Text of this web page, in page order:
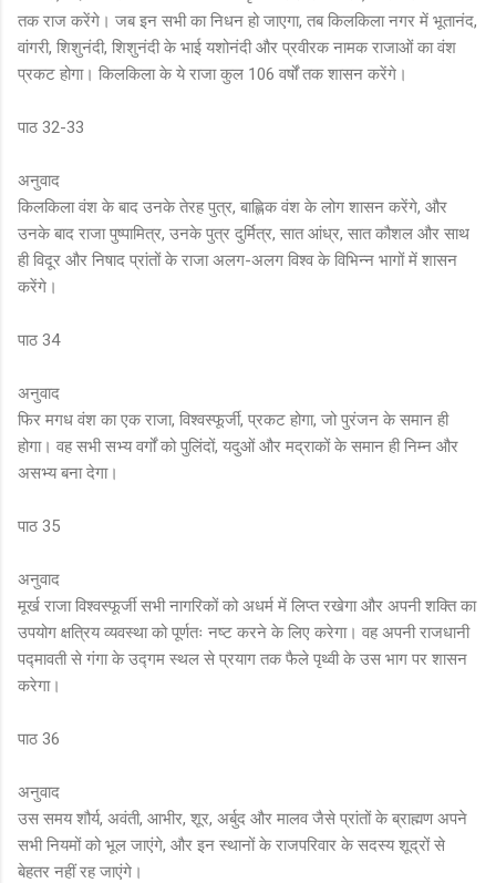
तक राज करेंगे। जब इन सभी का निधन हो जाएगा, तब किलकिला नगर में भूतानंद,
वांगरी, शिशुनंदी, शिशुनंदी के भाई यशोनंदी और प्रवीरक नामक राजाओं का वंश
प्रकट होगा। किलकिला के ये राजा कुल 106 वर्षों तक शासन करेंगे।
पाठ 32-33
अनुवाद
किलकिला वंश के बाद उनके तेरह पुत्र, बाह्लिक वंश के लोग शासन करेंगे, और
उनके बाद राजा पुष्पामित्र, उनके पुत्र दुर्मित्र, सात आंध्र, सात कौशल और साथ
ही विदूर और निषाद प्रांतों के राजा अलग-अलग विश्व के विभिन्न भागों में शासन
करेंगे।
पाठ 34
अनुवाद
फिर मगध वंश का एक राजा, विश्वस्फूर्जी, प्रकट होगा, जो पुरंजन के समान ही
होगा। वह सभी सभ्य वर्गों को पुलिंदों, यदुओं और मद्राकों के समान ही निम्न और
असभ्य बना देगा।
पाठ 35
अनुवाद
मूर्ख राजा विश्वस्फूर्जी सभी नागरिकों को अधर्म में लिप्त रखेगा और अपनी शक्ति का
उपयोग क्षत्रिय व्यवस्था को पूर्णतः नष्ट करने के लिए करेगा। वह अपनी राजधानी
पद्मावती से गंगा के उद्गम स्थल से प्रयाग तक फैले पृथ्वी के उस भाग पर शासन
करेगा।
पाठ 36
अनुवाद
उस समय शौर्य, अवंती, आभीर, शूर, अर्बुद और मालव जैसे प्रांतों के ब्राह्मण अपने
सभी नियमों को भूल जाएंगे, और इन स्थानों के राजपरिवार के सदस्य शूद्रों से
बेहतर नहीं रह जाएंगे।